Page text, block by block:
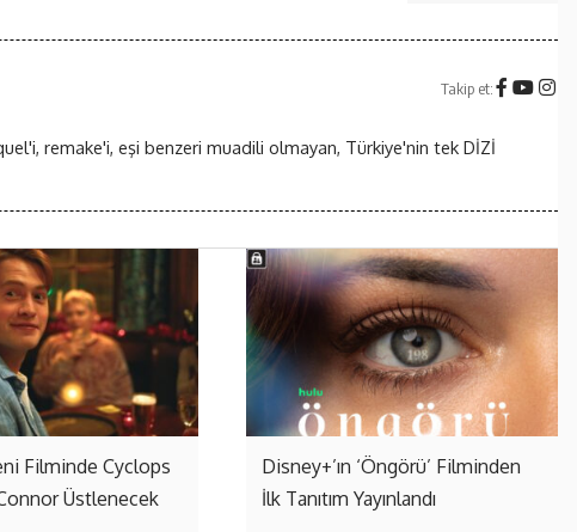
Takip et:
remake'i, eşi benzeri muadili olmayan, Türkiye'nin tek DİZİ
Filminde Cyclops
Üstlenecek
Disney+’ın ‘Öngörü’ Filminden
İlk Tanıtım Yayınlandı